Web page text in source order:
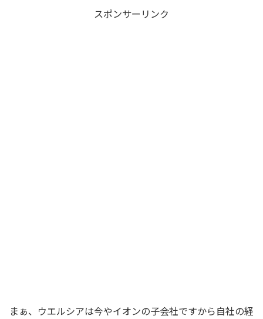
スポンサーリンク
まぁ、ウエルシアは今やイオンの子会社ですから自社の経